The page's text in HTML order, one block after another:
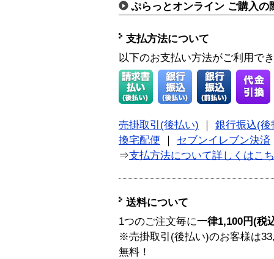
ぷらっとオンライン ご購入の
支払方法について
以下のお支払い方法がご利用で
売掛取引(後払い)
銀行振込(後
換宅配便
セブンイレブン決済
⇒支払方法について詳しくはこ
送料について
1つのご注文毎に一律1,100円(税
※売掛取引(後払い)のお客様は
無料！